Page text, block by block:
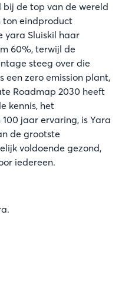
de top van de wereld
ton eindproduct
yara Sluiskil haar
60%, terwijl de
steeg over die
een zero emission plant,
Roadmap 2030 heeft
kennis, het
jaar ervaring, is Yara
de grootste
voldoende gezond,
iedereen.